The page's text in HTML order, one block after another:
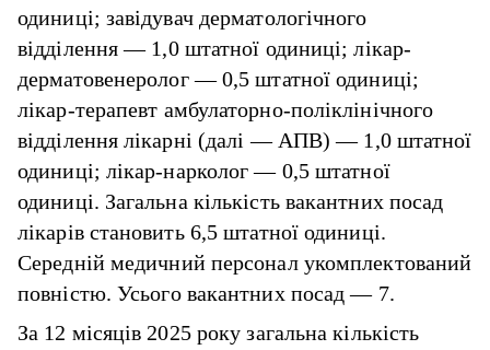
одиниці; завідувач дерматологічного
відділення — 1,0 штатної одиниці; лікар-
дерматовенеролог — 0,5 штатної одиниці;
лікар-терапевт амбулаторно-поліклінічного
відділення лікарні (далі — АПВ) — 1,0 штатної
одиниці; лікар-нарколог — 0,5 штатної
одиниці. Загальна кількість вакантних посад
лікарів становить 6,5 штатної одиниці.
Середній медичний персонал укомплектований
повністю. Усього вакантних посад — 7.
За 12 місяців 2025 року загальна кількість